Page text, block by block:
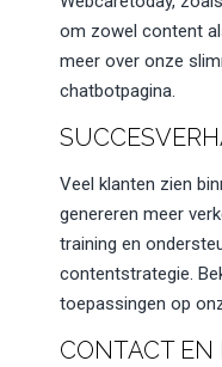
om zowel content
meer over onze
chatbotpagina.
Veel klanten zien
genereren meer
training en
contentstrategie.
toepassingen op
CONTACT EN